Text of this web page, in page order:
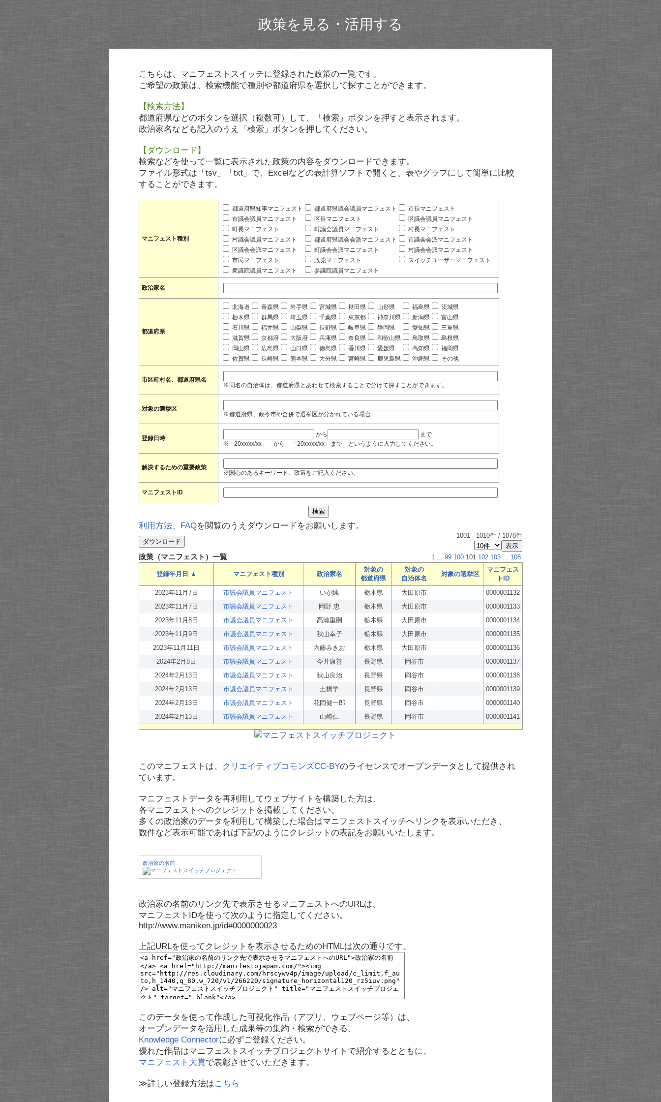
政策を見る・活用する
こちらは、マニフェストスイッチに登録された政策の一覧です。
ご希望の政策は、検索機能で種別や都道府県を選択して探すことができます。
【検索方法】
都道府県などのボタンを選択（複数可）して、「検索」ボタンを押すと表示されます。
政治家名なども記入のうえ「検索」ボタンを押してください。
【ダウンロード】
検索などを使って一覧に表示された政策の内容をダウンロードできます。
ファイル形式は「tsv」「txt」で、Excelなどの表計算ソフトで開くと、表やグラフにして簡単に比較
することができます。
マニフェスト種別
都道府県知事マニフェスト 都道府県議会議員マニフェスト
市長マニフェスト
市議会議員マニフェスト
区長マニフェスト
区議会議員マニフェスト
町長マニフェスト
町議会議員マニフェスト
村長マニフェスト
村議会議員マニフェスト
都道府県議会会派マニフェスト
市議会会派マニフェスト
区議会会派マニフェスト
町議会会派マニフェスト
村議会会派マニフェスト
市民マニフェスト
政党マニフェスト
スイッチユーザーマニフェスト
衆議院議員マニフェスト
参議院議員マニフェスト
政治家名
都道府県
北海道 青森県 岩手県 宮城県 秋田県 山形県 福島県
茨城県
栃木県
群馬県 埼玉県 千葉県 東京都 神奈川県 新潟県
富山県
石川県
福井県 山梨県 長野県 岐阜県 静岡県 愛知県
三重県
滋賀県
京都府 大阪府 兵庫県 奈良県 和歌山県 鳥取県
島根県
岡山県
広島県 山口県 徳島県 香川県 愛媛県 高知県
福岡県
佐賀県
長崎県 熊本県 大分県 宮崎県 鹿児島県 沖縄県 その他
市区町村名、都道府県名
※同名の自治体は、都道府県とあわせて検索することで分けて探すことができます。
対象の選挙区
※都道府県、政令市や合併で選挙区が分かれている場合
登録日時
から
まで
※「20xx/xx/xx」 から 「20xx/xx/xx」まで というように入力してください。
解決するための重要政策
※関心のあるキーワード、政策をご記入ください。
マニフェストID
利用方法、 FAQを閲覧のうえダウンロードをお願いします。
1001 - 1010件 / 1078件
政策（マニフェスト）一覧 1 ... 99 100 101 102 103 ... 108
登録年月日 ▲ マニフェスト種別 政治家名
対象の
都道府県
対象の
自治体名
対象の選挙区
マニフェス
トID
2023年11月7日
市議会議員マニフェスト いが純 栃木県 大田原市
0000001132
2023年11月7日
市議会議員マニフェスト 岡野 忠 栃木県 大田原市
0000001133
2023年11月8日
市議会議員マニフェスト 髙瀨重嗣 栃木県 大田原市
0000001134
2023年11月9日
市議会議員マニフェスト 秋山幸子 栃木県 大田原市
0000001135
2023年11月11日
市議会議員マニフェスト 内藤みきお 栃木県 大田原市
0000001136
2024年2月8日
市議会議員マニフェスト 今井康善 長野県 岡谷市
0000001137
2024年2月13日
市議会議員マニフェスト 秋山良治 長野県 岡谷市
0000001138
2024年2月13日
市議会議員マニフェスト 土橋学 長野県 岡谷市
0000001139
2024年2月13日
市議会議員マニフェスト 花岡健一郎 長野県 岡谷市
0000001140
2024年2月13日
市議会議員マニフェスト 山崎仁 長野県 岡谷市 0000001141
このマニフェストは、 クリエイティブコモンズCC-BYのライセンスでオープンデータとして提供され
ています。
マニフェストデータを再利用してウェブサイトを構築した方は、
各マニフェストへのクレジットを掲載してください。
多くの政治家のデータを利用して構築した場合はマニフェストスイッチへリンクを表示いただき、
数件など表示可能であれば下記のようにクレジットの表記をお願いいたします。
政治家の名前
政治家の名前のリンク先で表示させるマニフェストへのURLは、
マニフェストIDを使って次のように指定してください。
http://www.maniken.jp/id#0000000023
上記URLを使ってクレジットを表示させるためのHTMLは次の通りです。
このデータを使って作成した可視化作品（アプリ、ウェブページ等）は、
オープンデータを活用した成果等の集約・検索ができる、
Knowledge Connectorに必ずご登録ください。
優れた作品はマニフェストスイッチプロジェクトサイトで紹介するとともに、
マニフェスト大賞で表彰させていただきます。
≫詳しい登録方法はこちら